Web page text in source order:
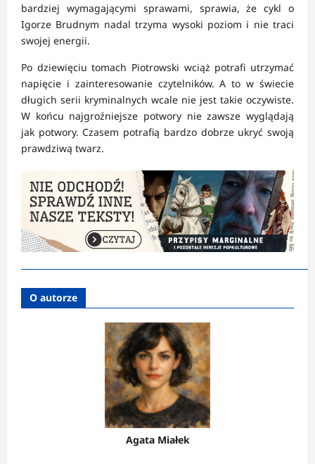
bardziej wymagającymi sprawami, sprawia, że cykl o
Igorze Brudnym nadal trzyma wysoki poziom i nie traci
swojej energii.
Po dziewięciu tomach Piotrowski wciąż potrafi utrzymać
napięcie i zainteresowanie czytelników. A to w świecie
długich serii kryminalnych wcale nie jest takie oczywiste.
W końcu najgroźniejsze potwory nie zawsze wyglądają
jak potwory. Czasem potrafią bardzo dobrze ukryć swoją
prawdziwą twarz.
O autorze
Agata Miałek